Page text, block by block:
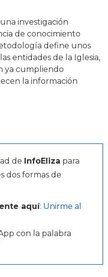
investigación
de conocimiento
define unos
entidades de la Iglesia,
ya cumpliendo
la información
de InfoEliza para
dos formas de
aquí: Unirme al
con la palabra